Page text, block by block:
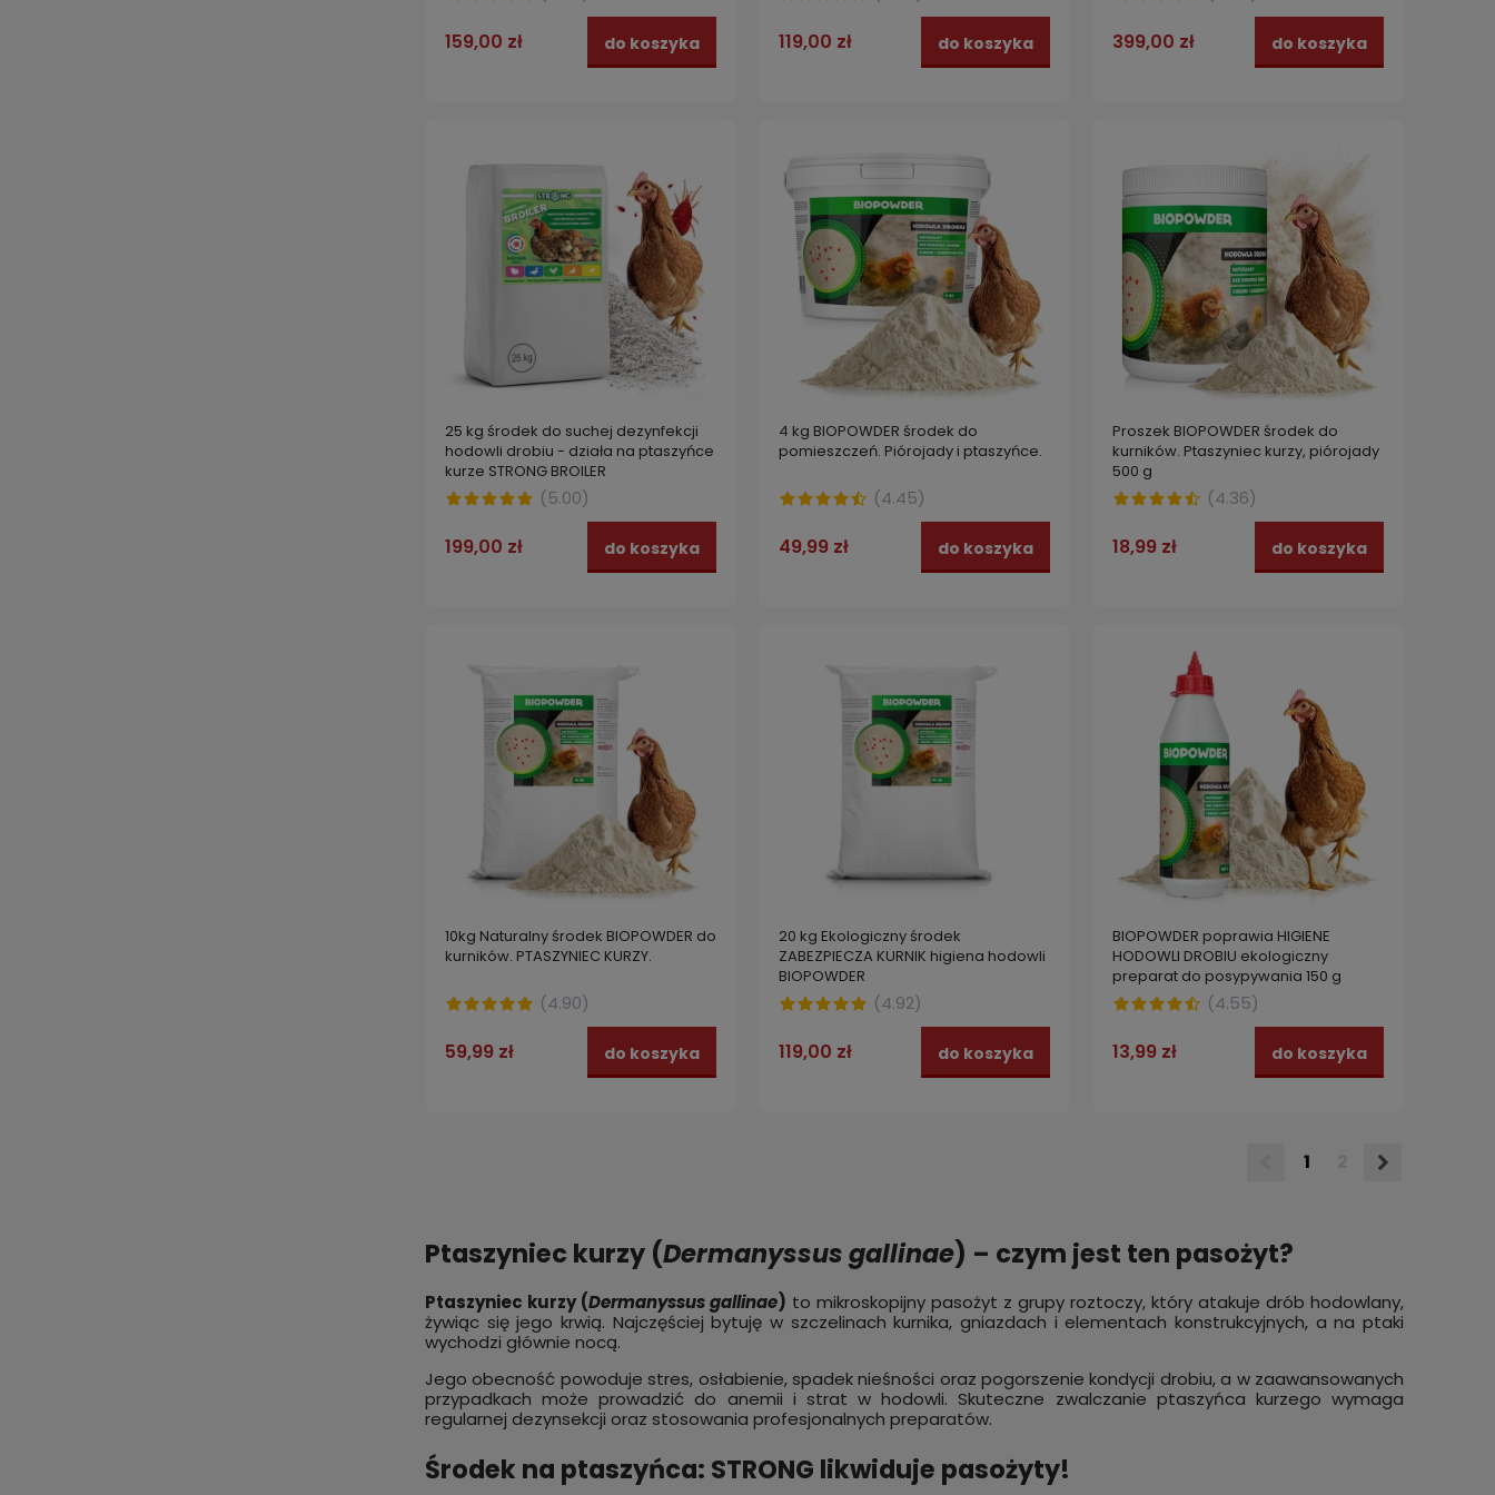
159,00 zł do koszyka 119,00 zł do koszyka 399,00 zł do koszyka
25 kg środek do suchej dezynfekcji
hodowli drobiu - działa na ptaszyńce
kurze STRONG BROILER
(5.00)
199,00 zł do koszyka
4 kg BIOPOWDER środek do
pomieszczeń. Piórojady i ptaszyńce.
(4.45)
49,99 zł do koszyka
Proszek BIOPOWDER środek do
kurników. Ptaszyniec kurzy, piórojady
500 g
(4.36)
18,99 zł do koszyka
10kg Naturalny środek BIOPOWDER do
kurników. PTASZYNIEC KURZY.
(4.90)
59,99 zł do koszyka
20 kg Ekologiczny środek
ZABEZPIECZA KURNIK higiena hodowli
BIOPOWDER
(4.92)
119,00 zł do koszyka
BIOPOWDER poprawia HIGIENE
HODOWLI DROBIU ekologiczny
preparat do posypywania 150 g
(4.55)
13,99 zł do koszyka
1
Ptaszyniec kurzy (Dermanyssus gallinae) – czym jest ten pasożyt?
Ptaszyniec kurzy (Dermanyssus gallinae) to mikroskopijny pasożyt z grupy roztoczy, który atakuje drób hodowlany,
żywiąc się jego krwią. Najczęściej bytuję w szczelinach kurnika, gniazdach i elementach konstrukcyjnych, a na ptaki
wychodzi głównie nocą.
Jego obecność powoduje stres, osłabienie, spadek nieśności oraz pogorszenie kondycji drobiu, a w zaawansowanych
przypadkach może prowadzić do anemii i strat w hodowli. Skuteczne zwalczanie ptaszyńca kurzego wymaga
regularnej dezynsekcji oraz stosowania profesjonalnych preparatów.
Środek na ptaszyńca: STRONG likwiduje pasożyty!